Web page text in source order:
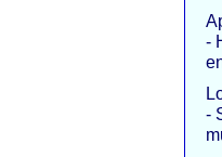
-
-